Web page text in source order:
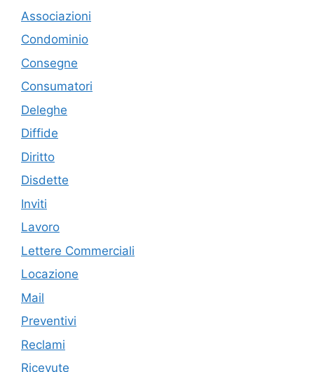
Associazioni
Condominio
Consegne
Consumatori
Deleghe
Diffide
Diritto
Disdette
Inviti
Lavoro
Lettere Commerciali
Locazione
Mail
Preventivi
Reclami
Ricevute